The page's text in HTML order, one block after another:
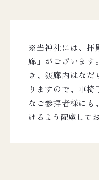
※当神社には、拝
廊」がございます
き、渡廊内はな
りますので、車
なご参拝者様にも
けるよう配慮して